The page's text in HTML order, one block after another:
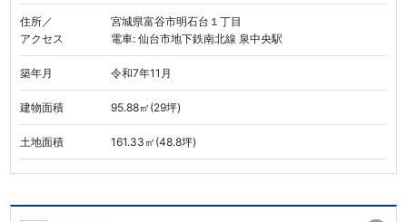
住所／
アクセス
宮城県富谷市明石台１丁目
電車: 仙台市地下鉄南北線 泉中央駅
築年月 令和7年11月
建物面積 95.88㎡(29坪)
土地面積 161.33㎡(48.8坪)